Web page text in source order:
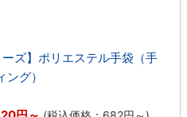
ーズ】ポリエステル手袋（手
グ）